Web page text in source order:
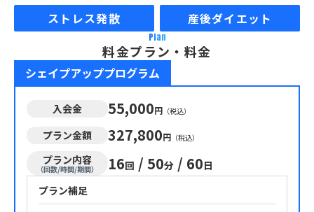
ストレス発散
産後ダイエット
Plan
料金プラン・料金
シェイプアッププログラム
入会金 55,000円 （税込）
プラン金額 327,800円 （税込）
プラン内容
（回数/時間/期間） 16回 / 50分 / 60日
プラン補足